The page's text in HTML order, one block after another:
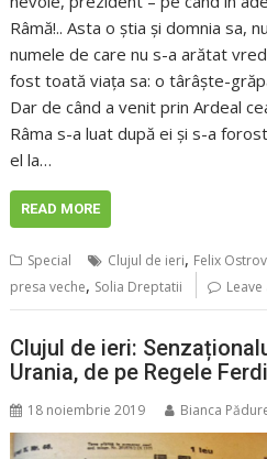
Râmă!.. Asta o știa și domnia sa,
numele de care nu s-a arătat
fost toată viața sa: o târâște-
Dar de când a venit prin Ardeal
Râma s-a luat după ei și s-a
el la…
READ MORE
Special Clujul de ieri, Felix
presa veche, Solia Dreptatii
Clujul de ieri:
Urania, de pe Regele
18 noiembrie 2019 Bianca